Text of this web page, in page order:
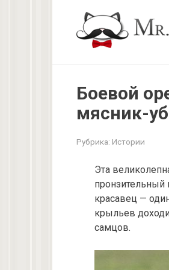
Боевой
мясник-
Рубрика: Истории
Эта
пронзительный
красавец —
крыльев
самцов.